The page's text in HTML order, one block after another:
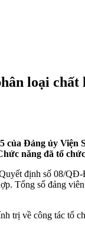
loại
của Đảng ủy
năng đã tổ
định số 08/
Tổng số đảng
trị về công tác tổ